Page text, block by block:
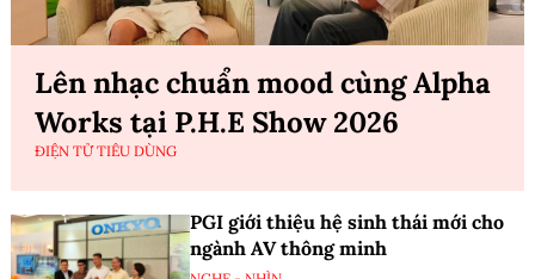
Lên nhạc chuẩn mood cùng Alpha
Works tại P.H.E Show 2026
ĐIỆN TỬ TIÊU DÙNG
PGI giới thiệu hệ sinh thái mới cho
ngành AV thông minh